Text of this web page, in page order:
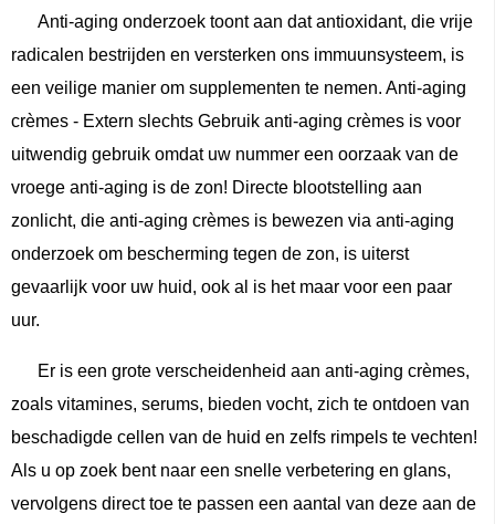
Anti-aging onderzoek toont aan dat antioxidant, die vrije
radicalen bestrijden en versterken ons immuunsysteem, is
een veilige manier om supplementen te nemen. Anti-aging
crèmes - Extern slechts Gebruik anti-aging crèmes is voor
uitwendig gebruik omdat uw nummer een oorzaak van de
vroege anti-aging is de zon! Directe blootstelling aan
zonlicht, die anti-aging crèmes is bewezen via anti-aging
onderzoek om bescherming tegen de zon, is uiterst
gevaarlijk voor uw huid, ook al is het maar voor een paar
uur.
Er is een grote verscheidenheid aan anti-aging crèmes,
zoals vitamines, serums, bieden vocht, zich te ontdoen van
beschadigde cellen van de huid en zelfs rimpels te vechten!
Als u op zoek bent naar een snelle verbetering en glans,
vervolgens direct toe te passen een aantal van deze aan de